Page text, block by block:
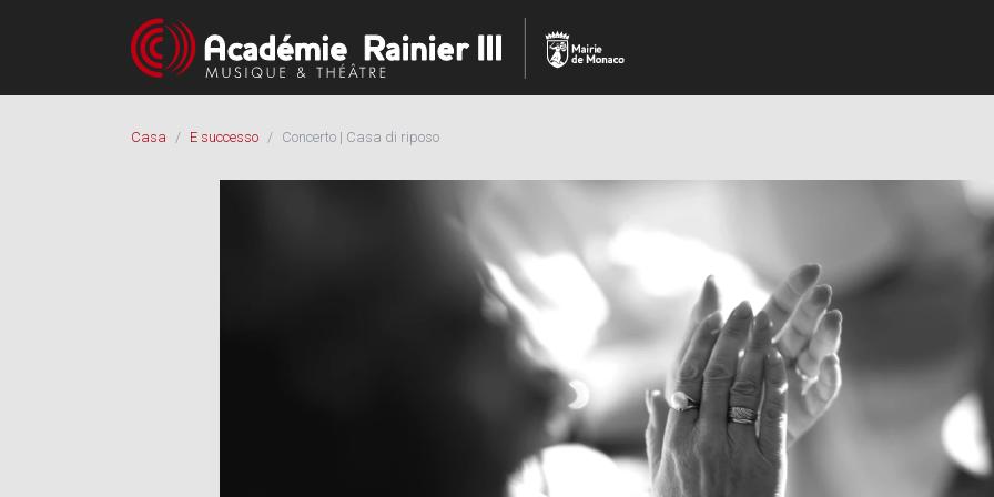
Casa E successo Concerto | Casa di riposo